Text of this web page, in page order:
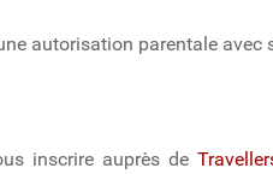
autorisation parentale
inscrire auprès de